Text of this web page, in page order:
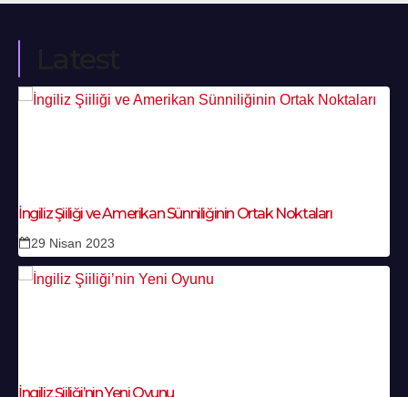
İngiliz Şiiliği ve Amerikan Sünniliğinin Ortak Noktaları
29 Nisan 2023
İngiliz Şiiliği’nin Yeni Oyunu